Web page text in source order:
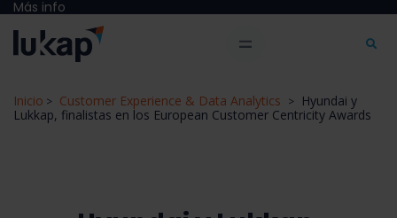
Más info
Inicio > Customer Experience & Data Analytics > Hyundai y
Lukkap, finalistas en los European Customer Centricity Awards